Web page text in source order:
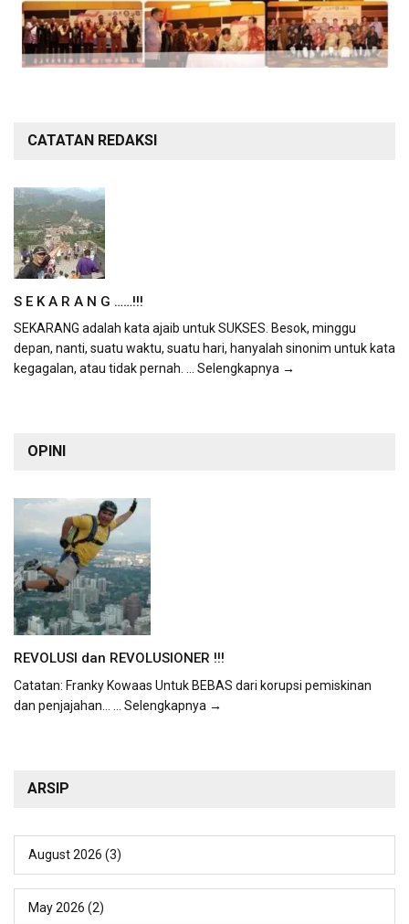
CATATAN REDAKSI
S E K A R A N G ……!!!
SEKARANG adalah kata ajaib untuk SUKSES. Besok, minggu
depan, nanti, suatu waktu, suatu hari, hanyalah sinonim untuk kata
kegagalan, atau tidak pernah. ... Selengkapnya →
OPINI
REVOLUSI dan REVOLUSIONER !!!
Catatan: Franky Kowaas Untuk BEBAS dari korupsi pemiskinan
dan penjajahan...
... Selengkapnya →
ARSIP
August 2026 (3)
May 2026 (2)